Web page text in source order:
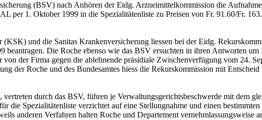
(BSV) nach Anhören der Eidg. Arzneimittelkommission die
per 1. Oktober 1999 in die Spezialitätenliste zu Preisen von Fr. 91.60/Fr.
und die Sanitas Krankenversicherung liessen bei der Eidg.
Die Roche ebenso wie das BSV ersuchten in ihren Antworten
der Firma gegen die ablehnende präsidiale Zwischenverfügung vom 24.
der Roche und des Bundesamtes hiess die Rekurskommission mit
durch das BSV, führen je Verwaltungsgerichtsbeschwerde mit dem
die Spezialitätenliste verzichtet auf eine Stellungnahme und einen
anderen Verfahren halten Roche und Departement vernehmlassungsweise